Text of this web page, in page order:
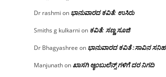
Dr rashmi on ಭಾನುವಾರದ ಕವಿತೆ: ಉಸಿರು
Smiths g kulkarni on ಕವಿತೆ: ಸಣ್ಣ ಸೂಜಿ
Dr Bhagyashree on ಭಾನುವಾರದ ಕವಿತೆ :ಸಾವಿನ ಸನಿಹ
Manjunathonಖಾಸಗಿ ಆ್ಯಂಬುಲೆನ್ಸ್ ಗಳಿಗೆ ದರ ನಿಗದಿ